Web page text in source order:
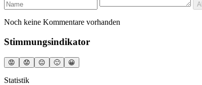
Noch keine Kommentare vorhanden
Stimmungsindikator
😡 😟 😐 🙂 😀
Statistik